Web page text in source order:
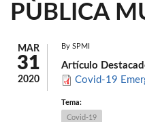
PÙBLICA
MAR
31
2020
By SPMI
Artículo
Covid-19
Tema:
Covid-19